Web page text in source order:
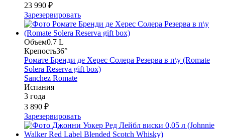
23 990 ₽
Зарезервировать
Объем0.7 L
Крепость36°
Ромате Бренди де Херес Солера Резерва в п\у (Romate
Solera Reserva gift box)
Sanchez Romate
Испания
3 года
3 890 ₽
Зарезервировать